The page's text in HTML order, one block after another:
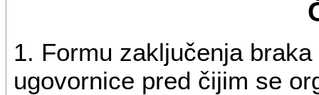
1. Formu zaključenja
ugovornice pred čijim se